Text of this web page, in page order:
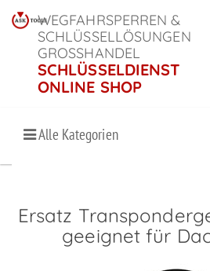
WEGFAHRSPERREN &
SCHLÜSSELLÖSUNGEN
GROSSHANDEL
SCHLÜSSELDIENST
ONLINE SHOP
Alle Kategorien
Ersatz
geeignet für